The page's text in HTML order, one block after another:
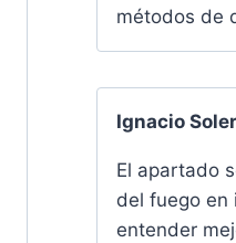
métodos de
Ignacio Soler
El apartado
del fuego en
entender